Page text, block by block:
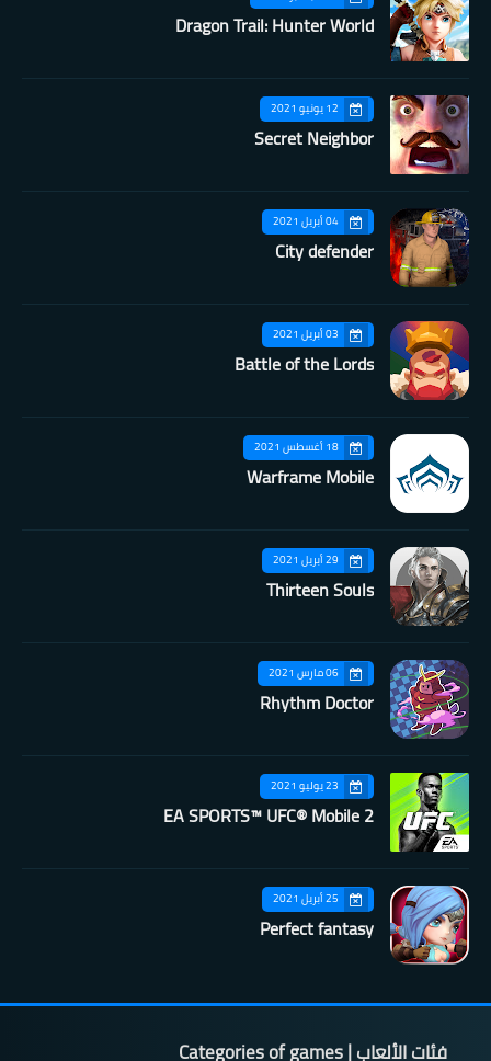
Dragon Trail: Hunter World
12 يونيو 2021
Secret Neighbor
04 أبريل 2021
City defender
03 أبريل 2021
Battle of the Lords
18 أغسطس 2021
Warframe Mobile
29 أبريل 2021
Thirteen Souls
06 مارس 2021
Rhythm Doctor
23 يوليو 2021
EA SPORTS™ UFC® Mobile 2
25 أبريل 2021
Perfect fantasy
فئات الألعاب | Categories of games